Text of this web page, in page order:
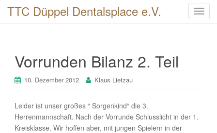
T
TTC Düppel Dentalsplace e.V.
Vorrunden Bilanz 2. Teil
10. Dezember 2012 Klaus Lietzau
Leider ist unser großes “ Sorgenkind“ die 3.
Herrenmannschaft. Nach der Vorrunde Schlusslicht in der 1.
Kreisklasse. Wir hoffen aber, mit jungen Spielern in der